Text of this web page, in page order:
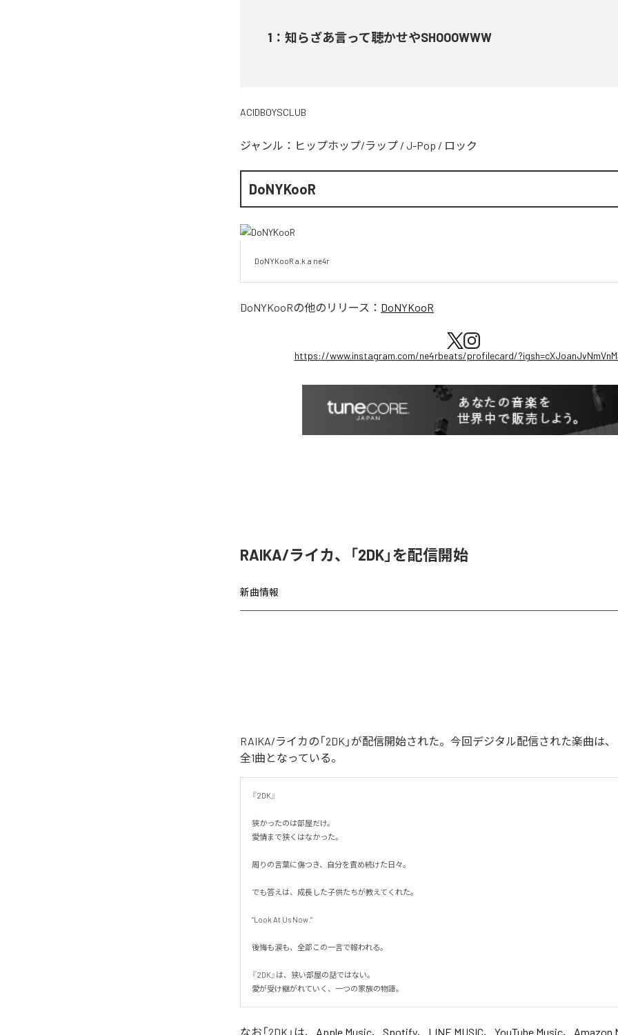
1 ： 知らざあ言って聴かせやSHOOOWWW
ACIDBOYSCLUB
ジャンル： ヒップホップ/ラップ / J-Pop / ロック
DoNYKooR
DoNYKooR a.k.a ne4r
DoNYKooRの他のリリース： DoNYKooR
https://www.instagram.com/ne4rbeats/profilecard/
RAIKA/ライカ、「2DK」を配信開始
新曲情報
RAIKA/ライカの「2DK」が配信開始された。今回デジタル配信された楽曲は、
全1曲となっている。
『2DK』
狭かったのは部屋だけ。
愛情まで狭くはなかった。
周りの言葉に傷つき、自分を責め続けた日々。
でも答えは、成長した子供たちが教えてくれた。
“Look At Us Now.”
後悔も涙も、全部この一言で報われる。
『2DK』は、狭い部屋の話ではない。
愛が受け継がれていく、一つの家族の物語。
なお「2DK 」は、 Apple Music、 Spotify、 LINE MUSIC、 YouTube Music、 Amazon